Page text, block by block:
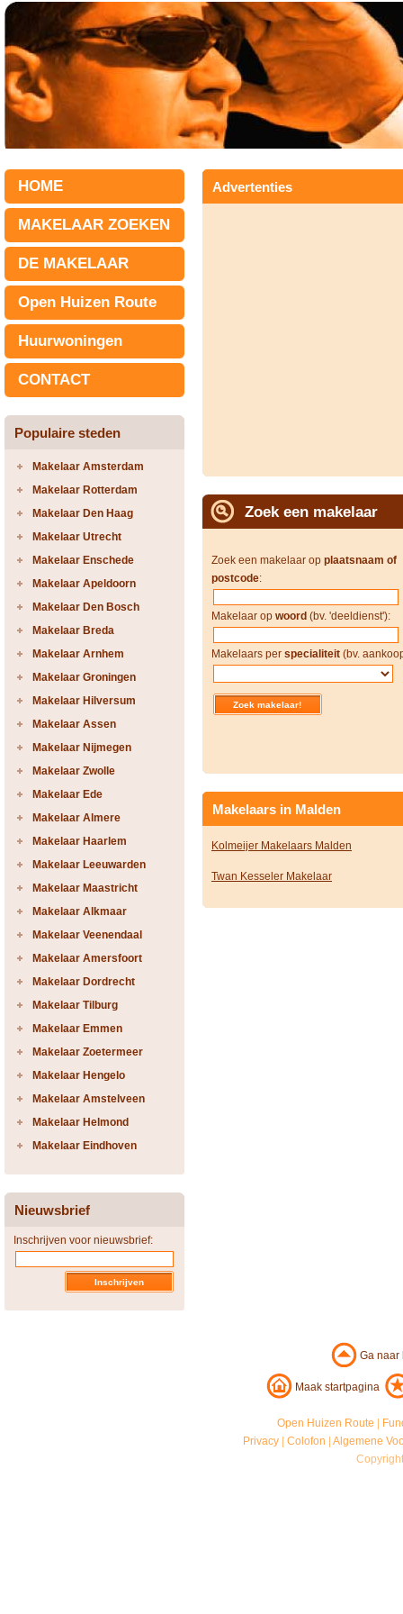
HOME
MAKELAAR ZOEKEN
DE MAKELAAR
Open Huizen Route
Huurwoningen
CONTACT
Populaire steden
Makelaar Amsterdam
Makelaar Rotterdam
Makelaar Den Haag
Makelaar Utrecht
Makelaar Enschede
Makelaar Apeldoorn
Makelaar Den Bosch
Makelaar Breda
Makelaar Arnhem
Makelaar Groningen
Makelaar Hilversum
Makelaar Assen
Makelaar Nijmegen
Makelaar Zwolle
Makelaar Ede
Makelaar Almere
Makelaar Haarlem
Makelaar Leeuwarden
Makelaar Maastricht
Makelaar Alkmaar
Makelaar Veenendaal
Makelaar Amersfoort
Makelaar Dordrecht
Makelaar Tilburg
Makelaar Emmen
Makelaar Zoetermeer
Makelaar Hengelo
Makelaar Amstelveen
Makelaar Helmond
Makelaar Eindhoven
Nieuwsbrief
Inschrijven voor nieuwsbrief:
Advertenties
Zoek een makelaar
Zoek een makelaar op plaatsnaam of
postcode:
Makelaar op woord (bv. 'deeldienst'):
Makelaars per specialiteit (bv.
Makelaars in Malden
Kolmeijer Makelaars Malden
Twan Kesseler Makelaar
Ga
Maak startpagina
Open Huizen Route
Privacy |Colofon |Algemene